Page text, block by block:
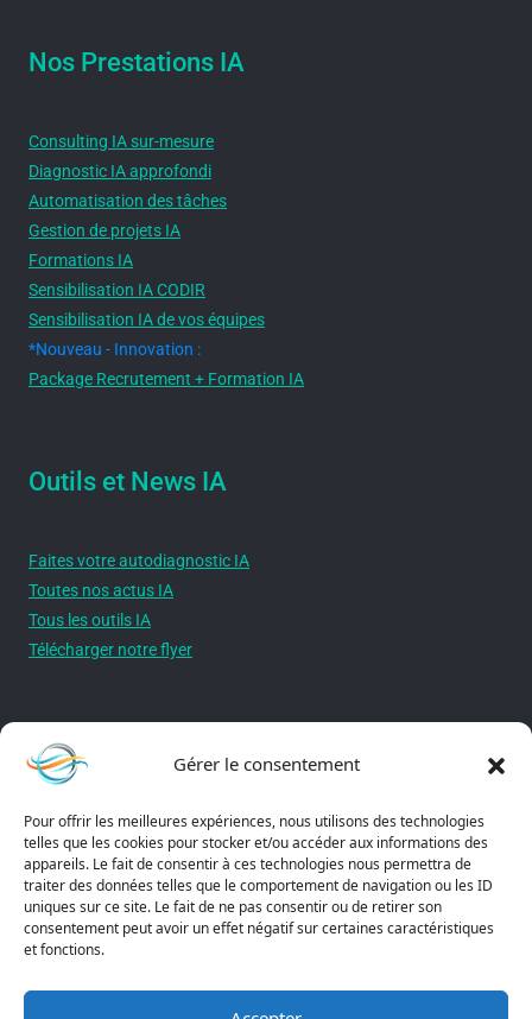
Gérer le consentement
Pour offrir les meilleures expériences, nous utilisons des technologies
telles que les cookies pour stocker et/ou accéder aux informations des
appareils. Le fait de consentir à ces technologies nous permettra de
traiter des données telles que le comportement de navigation ou les ID
uniques sur ce site. Le fait de ne pas consentir ou de retirer son
consentement peut avoir un effet négatif sur certaines caractéristiques
et fonctions.
Nos Prestations IA
Consulting IA sur-mesure
Diagnostic IA approfondi
Automatisation des tâches
Gestion de projets IA
Formations IA
Sensibilisation IA CODIR
Sensibilisation IA de vos équipes
*Nouveau - Innovation :
Package Recrutement + Formation IA
Outils et News IA
Faites votre autodiagnostic IA
Toutes nos actus IA
Tous les outils IA
Télécharger notre flyer
Autres liens utiles
A propos - Notre mission
Mentions légales
Politique de confidentialité
Politique de cookies
Conditions générales de vente